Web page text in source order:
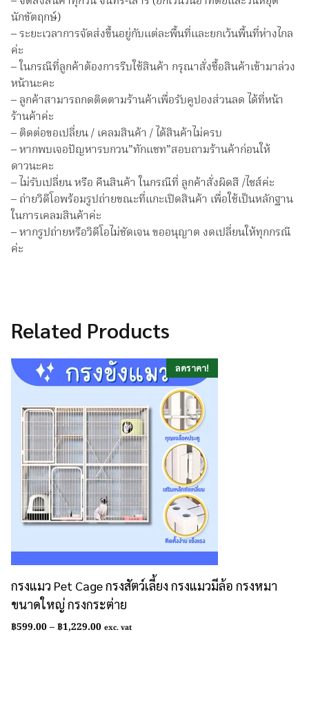
นักขัตฤกษ์)
– ระยะเวลาการจัดส่งขึ้นอยู่กับแต่ละพื้นที่และยกเว้นพื้นที่ห่างไกล
ค่ะ
– ในกรณีที่ลูกค้าต้องการรีบใช้สินค้า กรุณาสั่งซื้อสินค้าเข้ามาล่วง
หน้านะคะ
– ลูกค้าสามารถกดติดตามร้านค้าเพื่อรับคูปองส่วนลด ได้ที่หน้า
ร้านค้าค่ะ
– ติดต่อขอเปลี่ยน / เคลมสินค้า / ได้สินค้าไม่ครบ
– หากพบเจอปัญหารบกวน”ทักแชท”สอบถามร้านค้าก่อนให้
ดาว️นะคะ
– ไม่รับเปลี่ยน หรือ คืนสินค้า ในกรณีที่ ลูกค้าสั่งผิดสี /ไซส์ค่ะ
– ถ่ายวิดีโอพร้อมรูปถ่ายขณะที่แกะเปิดสินค้า เพื่อใช้เป็นหลักฐาน
ในการเคลมสินค้าค่ะ
– หากรูปถ่ายหรือวิดีโอไม่ชัดเจน ขออนุญาต งดเปลี่ยนให้ทุกกรณี
ค่ะ
Related Products
ลดราคา!
กรงแมว Pet Cage กรงสัตว์เลี้ยง กรงแมวมีล้อ กรงหมา
ขนาดใหญ่ กรงกระต่าย
฿599.00–฿1,229.00Price
exc. vat